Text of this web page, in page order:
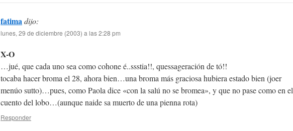
fatimadijo:
lunes, 29 de diciembre (2003) a las 2:28 pm
X-O
…jué, que cada uno sea como cohone é..ssstia!!, quessageración de tó!!
tocaba hacer broma el 28, ahora bien…una broma más graciosa hubiera estado bien (joer
menúo sutto)…pues, como Paola dice «con la salú no se bromea», y que no pase como en el
cuento del lobo…(aunque naide sa muerto de una pienna rota)
Responder